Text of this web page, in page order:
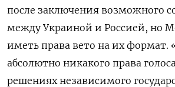
после заключения возможного
между Украиной и Россией, но
иметь права вето на их формат.
абсолютно никакого права
решениях независимого